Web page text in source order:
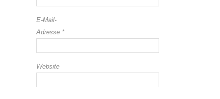
E-Mail-
Adresse *
Website